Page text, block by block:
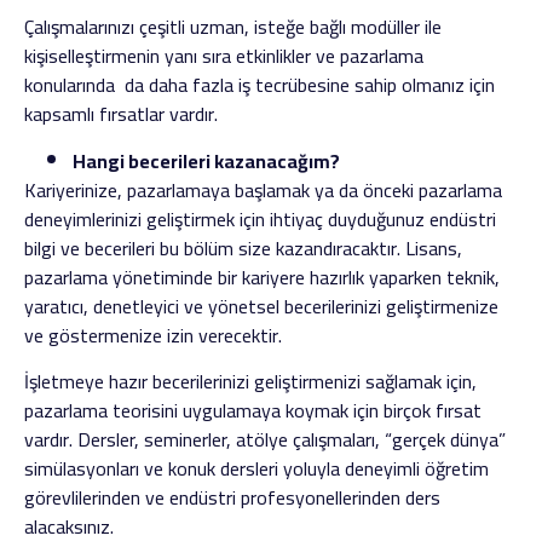
Çalışmalarınızı çeşitli uzman, isteğe bağlı modüller ile
kişiselleştirmenin yanı sıra etkinlikler ve pazarlama
konularında da daha fazla iş tecrübesine sahip olmanız için
kapsamlı fırsatlar vardır.
Hangi becerileri kazanacağım?
Kariyerinize, pazarlamaya başlamak ya da önceki pazarlama
deneyimlerinizi geliştirmek için ihtiyaç duyduğunuz endüstri
bilgi ve becerileri bu bölüm size kazandıracaktır. Lisans,
pazarlama yönetiminde bir kariyere hazırlık yaparken teknik,
yaratıcı, denetleyici ve yönetsel becerilerinizi geliştirmenize
ve göstermenize izin verecektir.
İşletmeye hazır becerilerinizi geliştirmenizi sağlamak için,
pazarlama teorisini uygulamaya koymak için birçok fırsat
vardır. Dersler, seminerler, atölye çalışmaları, “gerçek dünya”
simülasyonları ve konuk dersleri yoluyla deneyimli öğretim
görevlilerinden ve endüstri profesyonellerinden ders
alacaksınız.